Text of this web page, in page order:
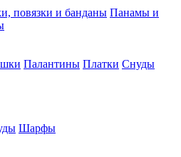
повязки и банданы Панамы и
Палантины Платки Снуды
Шарфы